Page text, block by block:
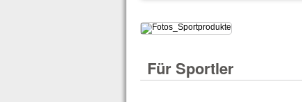
Für Sportler